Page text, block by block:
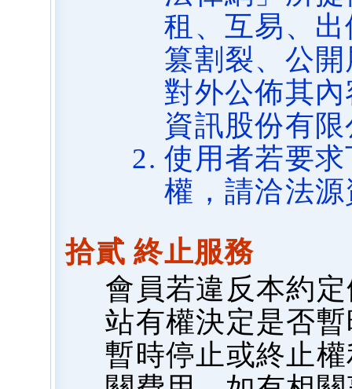
租、互易、
篡割裂、公
對外公佈其
資訊股份有
使用者若要
權，請洽法
拾貳 終止服務
會員若違反本約
站有權決定是否
暫時停止或終止